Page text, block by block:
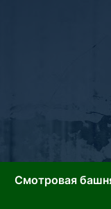
Переулки
Смотровая